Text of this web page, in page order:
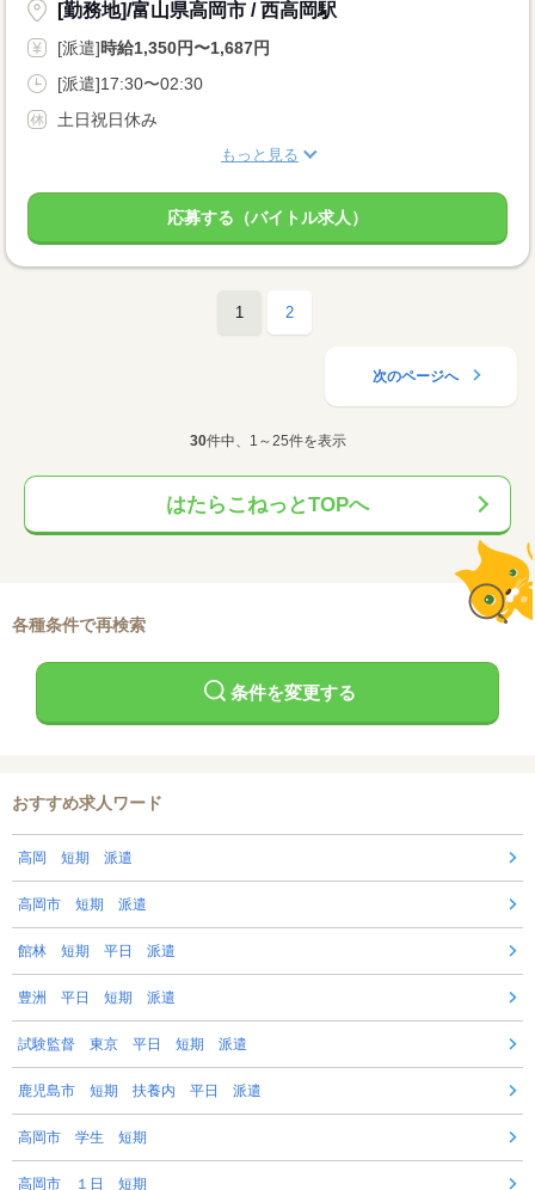
[勤務地]/富山県高岡市 / 西高岡駅
[派遣]時給1,350円〜1,687円
[派遣]17:30〜02:30
土日祝日休み
もっと見る
応募する（バイトル求人）
1 2
次のページへ
30件中、1～25件を表示
はたらこねっとTOPへ
各種条件で再検索
条件を変更する
おすすめ求人ワード
高岡 短期 派遣
高岡市 短期 派遣
館林 短期 平日 派遣
豊洲 平日 短期 派遣
試験監督 東京 平日 短期 派遣
鹿児島市 短期 扶養内 平日 派遣
高岡市 学生 短期
高岡市 １日 短期